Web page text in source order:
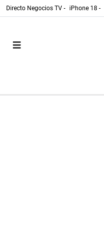
Directo Negocios TV - iPhone 18 -